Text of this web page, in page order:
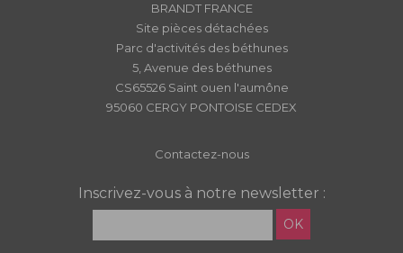
BRANDT FRANCE
Site pièces détachées
Parc d'activités des béthunes
5, Avenue des béthunes
CS65526 Saint ouen l'aumône
95060 CERGY PONTOISE CEDEX
Contactez-nous
Inscrivez-vous à notre newsletter :
OK